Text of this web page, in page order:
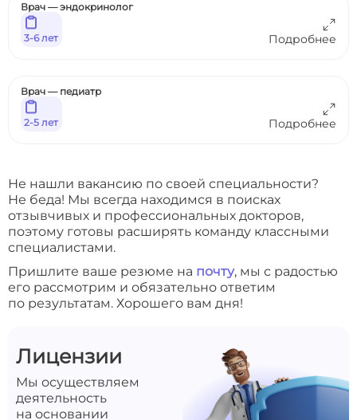
Врач — эндокринолог
Подробнее
3-6 лет
Врач — педиатр
Подробнее
2-5 лет
Не нашли вакансию по своей специальности?
Не беда! Мы всегда находимся в поисках
отзывчивых и профессиональных докторов,
поэтому готовы расширять команду классными
специалистами.
Пришлите ваше резюме на почту, мы с радостью
его рассмотрим и обязательно ответим
по результатам. Хорошего вам дня!
Лицензии
Мы осуществляем
деятельность
на основании